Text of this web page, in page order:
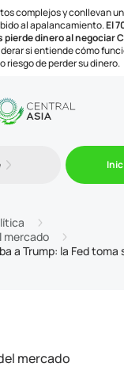
complejos y conllevan
al apalancamiento.El
dinero al negociar
si entiende cómo
riesgo de perder su dinero.
mercado
a Trump: la Fed toma
mercado